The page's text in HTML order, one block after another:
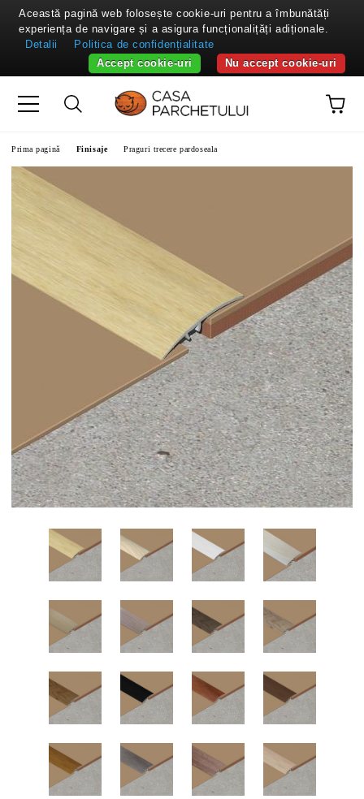
Prima pagină Finisaje Praguri trecere pardoseala
Această pagină web folosește cookie-uri pentru a îmbunătăți
experiența de navigare și a asigura funcționalițăți adiționale.
Detalii
Politica de confidențialitate
Nu accept cookie-uri
Accept cookie-uri